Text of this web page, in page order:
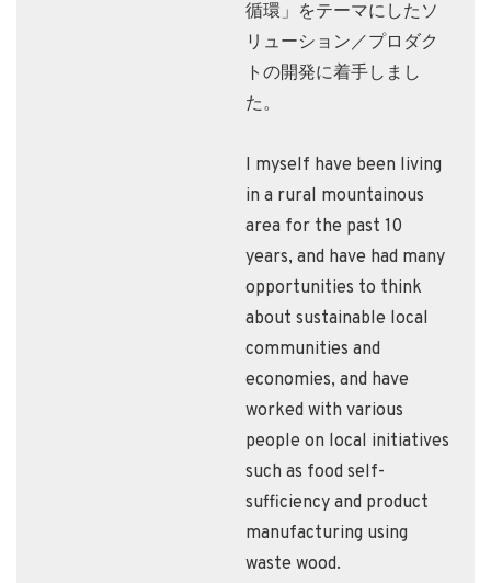
循環」をテーマにしたソ
リューション／プロダク
トの開発に着手しまし
た。
I myself have been living
in a rural mountainous
area for the past 10
years, and have had many
opportunities to think
about sustainable local
communities and
economies, and have
worked with various
people on local initiatives
such as food self-
sufficiency and product
manufacturing using
waste wood.